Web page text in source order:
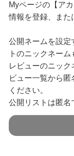
Myページの【ア
情報を登録、また
公開ネームを設定
トのニックネーム
レビューのニッ
ビュー一覧から
ください。
公開リストは匿名